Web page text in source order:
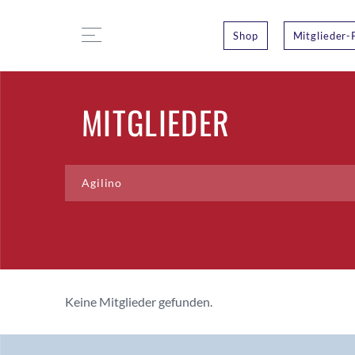
Shop Mitglieder-
MITGLIEDER
Keine Mitglieder gefunden.